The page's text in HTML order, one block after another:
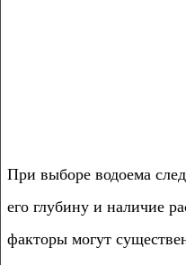
При выборе водоема
его глубину и наличие
факторы могут